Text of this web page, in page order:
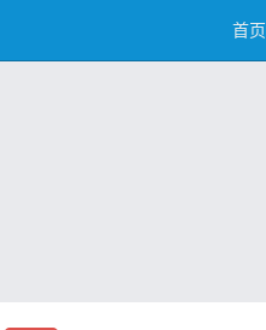
首页